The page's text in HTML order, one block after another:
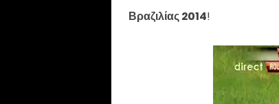
Βραζιλίας 2014!